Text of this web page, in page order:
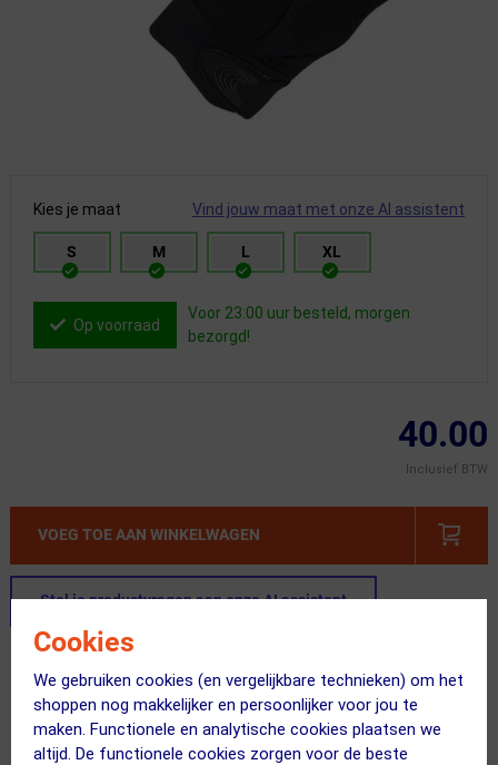
Cookies
We gebruiken cookies (en vergelijkbare technieken) om het
shoppen nog makkelijker en persoonlijker voor jou te
maken. Functionele en analytische cookies plaatsen we
altijd. De functionele cookies zorgen voor de beste
Kies je maat Vind jouw maat met onze AI assistent
S M L XL
Op voorraad
Voor 23:00 uur besteld, morgen
bezorgd!
40.00
Inclusief BTW
VOEG TOE AAN WINKELWAGEN
Stel je productvragen aan onze AI assistent
Voor 23:00 uur besteld, morgen in huis
365 dagen retourrecht